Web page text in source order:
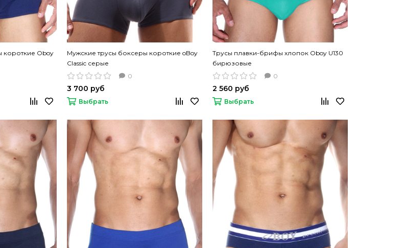
короткие Oboy
Мужские трусы боксеры короткие oBoy
Classic серые
0
3 700 руб
Выбрать
Трусы плавки-брифы хлопок Oboy U130
бирюзовые
0
2 560 руб
Выбрать